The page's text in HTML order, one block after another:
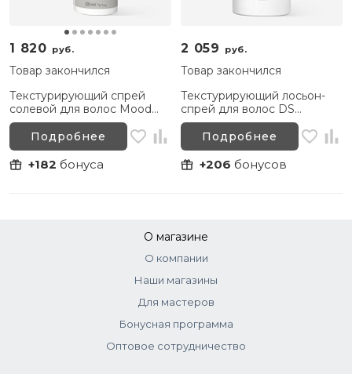
1 820 руб.
Товар закончился
Текстурирующий спрей
солевой для волос Mood
Bodyguard Salt&Care Spray,
200 млПодробнее
+182 бонуса
2 059 руб.
Товар закончился
Текстурирующий лосьон-
спрей для волос DS
Perfume Free Airy Texture
Spray, 100 мл
Подробнее
+206 бонусов
О магазине
О компании
Наши магазины
Для мастеров
Бонусная программа
Оптовое сотрудничество